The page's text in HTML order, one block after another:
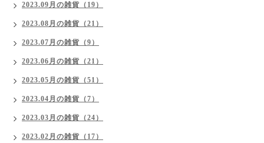
2023.09月の雑貨（19）
2023.08月の雑貨（21）
2023.07月の雑貨（9）
2023.06月の雑貨（21）
2023.05月の雑貨（51）
2023.04月の雑貨（7）
2023.03月の雑貨（24）
2023.02月の雑貨（17）